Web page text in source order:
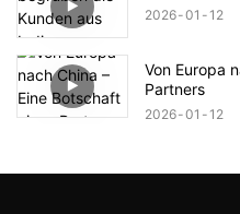
2026 01 12
Von Europa
Partners
2026 01 12